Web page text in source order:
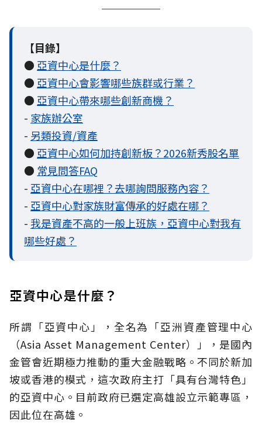
【目錄】
● 亞資中心是什麼？
● 亞資中心會影響哪些族群或行業？
● 亞資中心帶來哪些創新商機？
- 家族辦公室
- 另類投資/資產
● 亞資中心如何加持創新板？2026新秀股名單
● 常見問答FAQ
- 亞資中心在哪裡？去哪詢問服務內容？
- 亞資中心對家族財富傳承的好處在哪？
-我是資產不高的一般上班族，亞資中心對我有
哪些好處？
亞資中心是什麼？
所謂「亞資中心」，全名為「亞洲資產管理中心
（Asia Asset Management Center）」，是國內
金管會近期極力推動的重大金融戰略。不同於新加
坡或香港的模式，這次政府主打「具有台灣特色」
的亞資中心。目前政府已選定高雄設立示範專區，
因此位在高雄。